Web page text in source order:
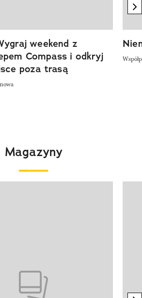
weekend z
Compass i odkryj
poza trasą
Magazyny